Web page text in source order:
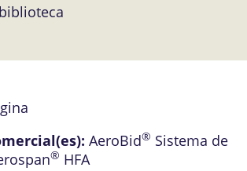
AeroBid® Sistema de
® HFA